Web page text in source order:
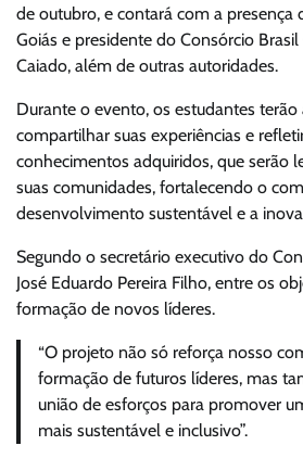
de outubro, e contará com a presença
Goiás e presidente do Consórcio
Caiado, além de outras autoridades.
Durante o evento, os estudantes
compartilhar suas experiências e
conhecimentos adquiridos, que serão
suas comunidades, fortalecendo o
desenvolvimento sustentável e a
Segundo o secretário executivo do
José Eduardo Pereira Filho, entre os
formação de novos líderes.
“O projeto não só reforça nosso
formação de futuros líderes, mas
união de esforços para promover
mais sustentável e inclusivo”.